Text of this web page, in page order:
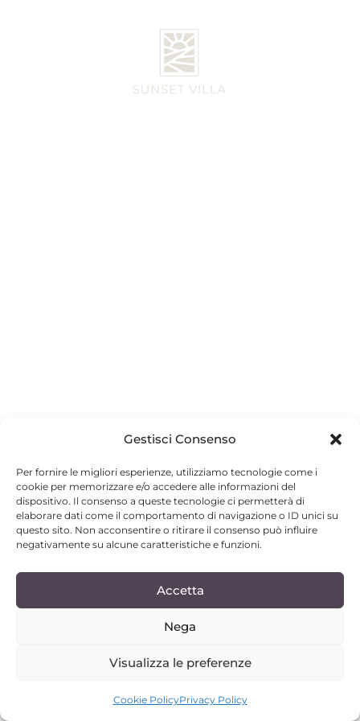
Gestisci Consenso
Per fornire le migliori esperienze, utilizziamo tecnologie come i
cookie per memorizzare e/o accedere alle informazioni del
dispositivo. Il consenso a queste tecnologie ci permetterà di
elaborare dati come il comportamento di navigazione o ID unici su
questo sito. Non acconsentire o ritirare il consenso può influire
negativamente su alcune caratteristiche e funzioni.
Accetta
Nega
Visualizza le preferenze
Cookie PolicyPrivacy Policy